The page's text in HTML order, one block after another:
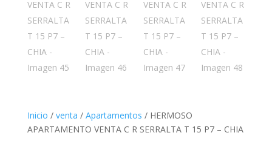
Inicio / venta / Apartamentos / HERMOSO
APARTAMENTO VENTA C R SERRALTA T 15 P7 – CHIA